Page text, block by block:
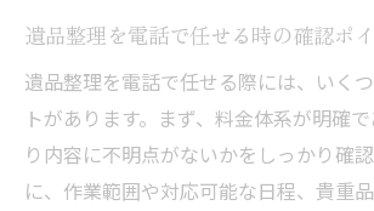
遺品整理を電話で任せる時の確認ポ
遺品整理を電話で任せる際には、いく
トがあります。まず、料金体系が明確
り内容に不明点がないかをしっかり確
に、作業範囲や対応可能な日程、貴重